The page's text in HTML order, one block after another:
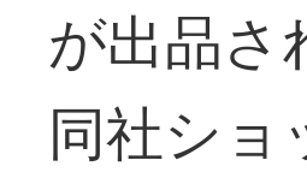
が出品
同社ショ